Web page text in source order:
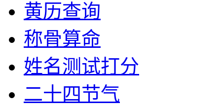
黄历查询
称骨算命
姓名测试打分
二十四节气